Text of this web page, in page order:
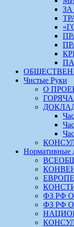
Чистые Руки
О
Нормативные
ФЗ РФ
ФЗ РФ